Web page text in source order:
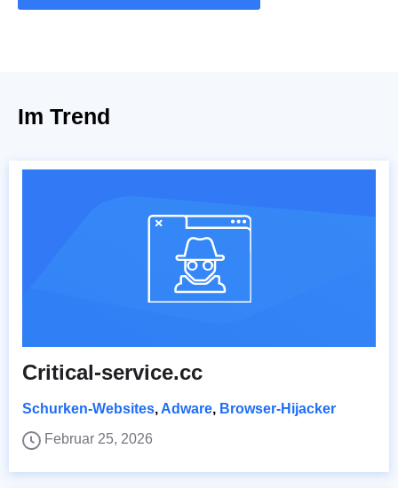
Im Trend
Critical-service.cc
Schurken-Websites, Adware, Browser-Hijacker
Februar 25, 2026